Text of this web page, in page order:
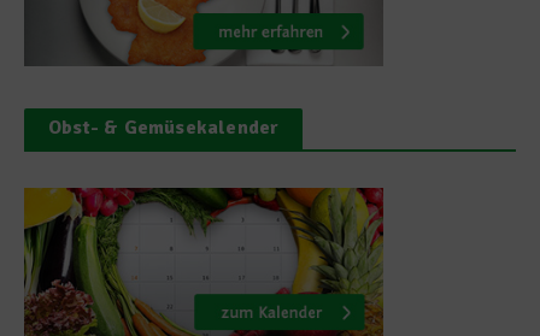
Obst- & Gemüsekalender